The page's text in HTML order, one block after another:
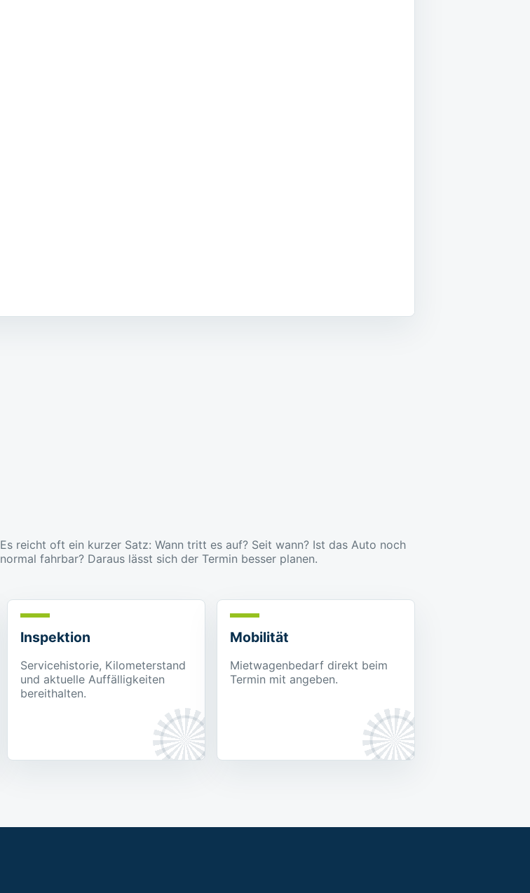
Es reicht oft ein kurzer Satz: Wann tritt es auf? Seit wann? Ist das Auto noch
normal fahrbar? Daraus lässt sich der Termin besser planen.
Inspektion
Servicehistorie, Kilometerstand
und aktuelle Auffälligkeiten
bereithalten.
Mobilität
Mietwagenbedarf direkt beim
Termin mit angeben.